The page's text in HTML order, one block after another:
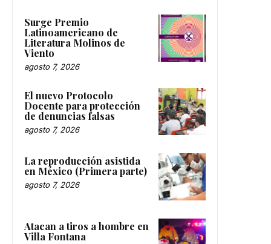
Surge Premio
Latinoamericano de
Literatura Molinos de
Viento
agosto 7, 2026
El nuevo Protocolo
Docente para protección
de denuncias falsas
agosto 7, 2026
La reproducción asistida
en México (Primera parte)
agosto 7, 2026
Atacan a tiros a hombre en
Villa Fontana